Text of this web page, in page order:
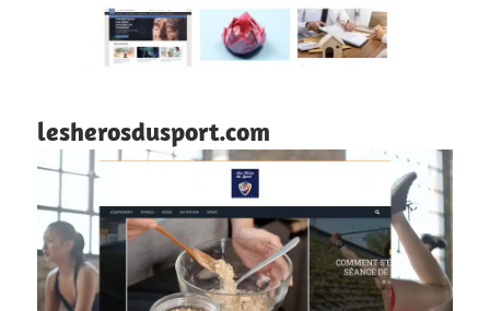
lesherosdusport.com